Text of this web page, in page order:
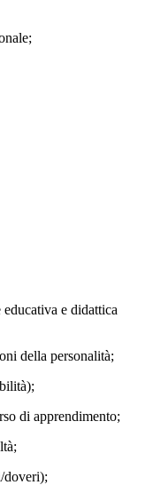
e didattica
della personalità;
di apprendimento;
doveri);